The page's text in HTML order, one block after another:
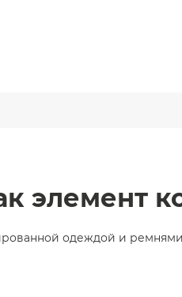
элемент
одеждой и